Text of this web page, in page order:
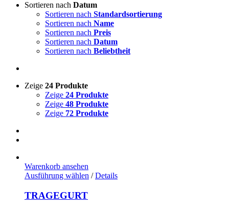
Sortieren nach Datum
Sortieren nach Standardsortierung
Sortieren nach Name
Sortieren nach Preis
Sortieren nach Datum
Sortieren nach Beliebtheit
Zeige 24 Produkte
Zeige 24 Produkte
Zeige 48 Produkte
Zeige 72 Produkte
Warenkorb ansehen
Ausführung wählen Dieses
/ Details
TRAGEGURT